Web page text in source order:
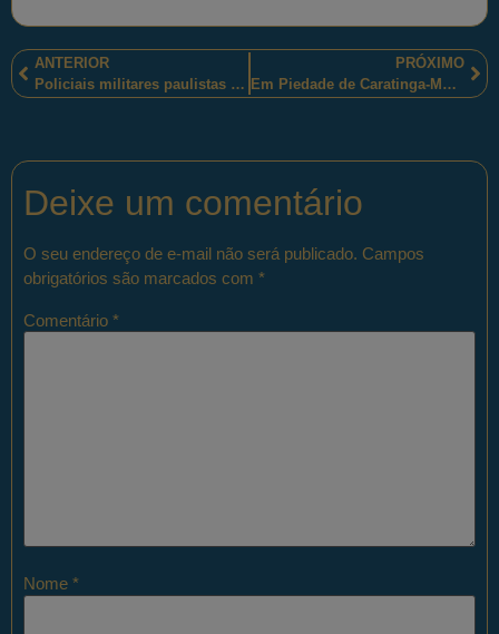
ANTERIOR
Policiais militares paulistas apreenderam drogas e outros materiais e prenderam um homem em Mogi Guaçu-SP
PRÓXIMO
Em Piedade de Caratinga-MG, policiais militares mineiros preveniram roubos, com a prisão de 4 homens e apreensão de armas de fogo e munições
Deixe um comentário
O seu endereço de e-mail não será publicado. Campos
obrigatórios são marcados com *
Comentário *
Nome *